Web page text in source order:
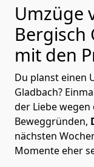
Umzüge
Bergisch
mit den
Du planst einen
Gladbach?
der Liebe
Beweggründen,
nächsten
Momente eher